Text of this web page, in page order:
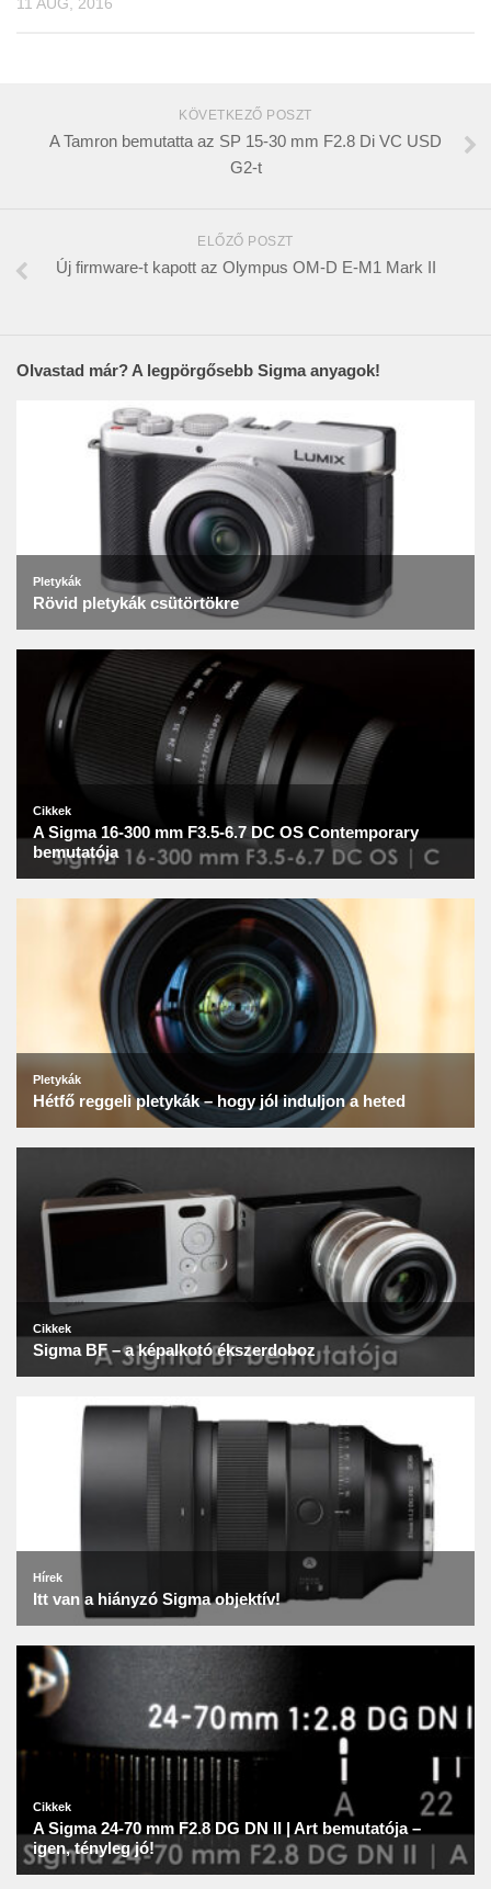
KÖVETKEZŐ POSZT
A Tamron bemutatta az SP 15-30 mm F2.8 Di VC USD
G2-t
ELŐZŐ POSZT
Új firmware-t kapott az Olympus OM-D E-M1 Mark II
Olvastad már? A legpörgősebb Sigma anyagok!